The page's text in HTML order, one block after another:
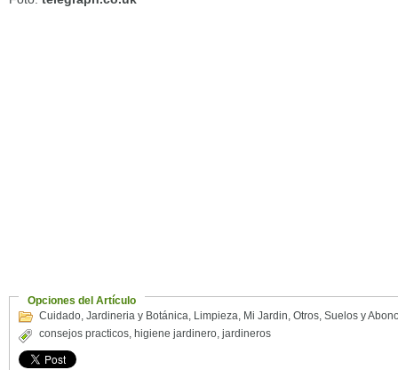
Opciones del Artículo
Cuidado, Jardineria y Botánica, Limpieza, Mi Jardin, Otros, Suelos y
consejos practicos, higiene jardinero, jardineros